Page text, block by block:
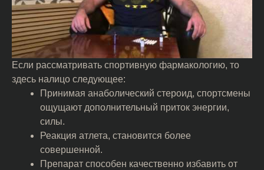
Если рассматривать спортивную фармакологию, то
здесь налицо следующее:
Принимая анаболический стероид, спортсмены
ощущают дополнительный приток энергии,
силы.
Реакция атлета, становится более
совершенной.
Препарат способен качественно избавить от